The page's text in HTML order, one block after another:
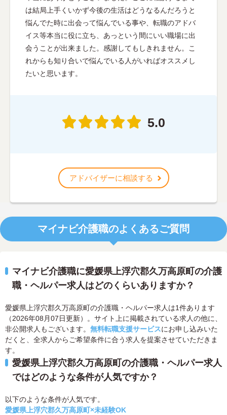
は結局上手くいかず今後の生活はどうなるんだろうと
悩んでた時に出会って悩んでいる事や、転職のアドバ
イス等本当に役に立ち、あっという間にいい職場に出
会うことが出来ました。感謝してもしきれません。こ
れからも知り合いで悩んでいる人がいればオススメし
たいと思います。
5.0
アドバイザーに相談する
マイナビ介護職のよくあるご質問
マイナビ介護職に愛媛県上浮穴郡久万高原町の介護
職・ヘルパー求人はどのくらいありますか？
愛媛県上浮穴郡久万高原町の介護職・ヘルパー求人は1件あります
（2026年08月07日更新）。サイト上に掲載されている求人の他に、
非公開求人もございます。 無料転職支援サービスにお申し込みいた
だくと、全求人からご希望条件に合う求人を提案させていただきま
す。
愛媛県上浮穴郡久万高原町の介護職・ヘルパー求人
ではどのような条件が人気ですか？
以下のような条件が人気です。
愛媛県上浮穴郡久万高原町×未経験OK